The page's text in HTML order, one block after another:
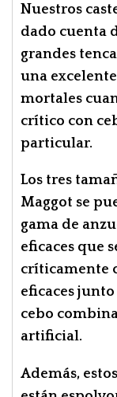
Nuestros
dado cuenta
grandes
una
mortales
crítico con
particular.
Los tres
Maggot se
gama de
eficaces que
críticamente
eficaces
cebo
artificial.
Además,